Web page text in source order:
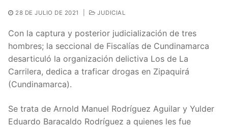
28 DE JULIO DE 2021 JUDICIAL
Con la captura y posterior judicialización de tres
hombres; la seccional de Fiscalías de Cundinamarca
desarticuló la organización delictiva Los de La
Carrilera, dedica a traficar drogas en Zipaquirá
(Cundinamarca).
Se trata de Arnold Manuel Rodríguez Aguilar y Yulder
Eduardo Baracaldo Rodríguez a quienes les fue